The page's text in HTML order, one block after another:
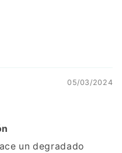
05/03/2024
un degradado